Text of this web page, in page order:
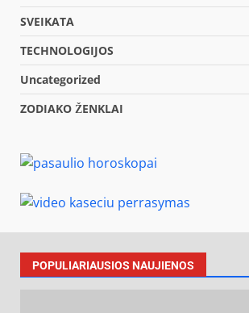
SVEIKATA
TECHNOLOGIJOS
Uncategorized
ZODIAKO ŽENKLAI
POPULIARIAUSIOS NAUJIENOS